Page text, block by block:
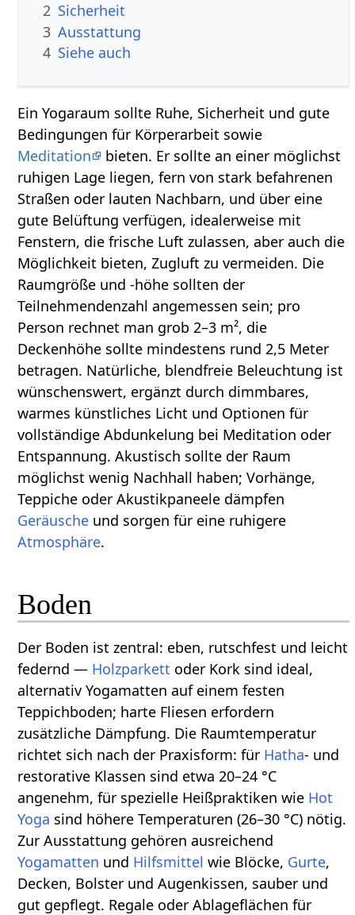
2 Sicherheit
3 Ausstattung
4 Siehe auch
Ein Yogaraum sollte Ruhe, Sicherheit und gute
Bedingungen für Körperarbeit sowie
Meditation
bieten. Er sollte an einer möglichst
ruhigen Lage liegen, fern von stark befahrenen
Straßen oder lauten Nachbarn, und über eine
gute Belüftung verfügen, idealerweise mit
Fenstern, die frische Luft zulassen, aber auch die
Möglichkeit bieten, Zugluft zu vermeiden. Die
Raumgröße und -höhe sollten der
Teilnehmendenzahl angemessen sein; pro
Person rechnet man grob 2–3 m², die
Deckenhöhe sollte mindestens rund 2,5 Meter
betragen. Natürliche, blendfreie Beleuchtung ist
wünschenswert, ergänzt durch dimmbares,
warmes künstliches Licht und Optionen für
vollständige Abdunkelung bei Meditation oder
Entspannung. Akustisch sollte der Raum
möglichst wenig Nachhall haben; Vorhänge,
Teppiche oder Akustikpaneele dämpfen
Geräusche und sorgen für eine ruhigere
Atmosphäre.
Boden
Der Boden ist zentral: eben, rutschfest und leicht
federnd — Holzparkett oder Kork sind ideal,
alternativ Yogamatten auf einem festen
Teppichboden; harte Fliesen erfordern
zusätzliche Dämpfung. Die Raumtemperatur
richtet sich nach der Praxisform: für Hatha- und
restorative Klassen sind etwa 20–24 °C
angenehm, für spezielle Heißpraktiken wie Hot
Yoga sind höhere Temperaturen (26–30 °C) nötig.
Zur Ausstattung gehören ausreichend
Yogamatten und Hilfsmittel wie Blöcke, Gurte,
Decken, Bolster und Augenkissen, sauber und
gut gepflegt. Regale oder Ablageflächen für